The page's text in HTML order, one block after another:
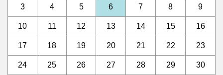
3 4 5 6 7 8 9
10 11 12 13 14 15 16
17 18 19 20 21 22 23
24 25 26 27 28 29 30